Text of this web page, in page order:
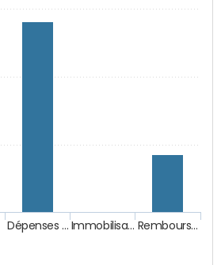
Dépenses … Immobilisa… Rembours…